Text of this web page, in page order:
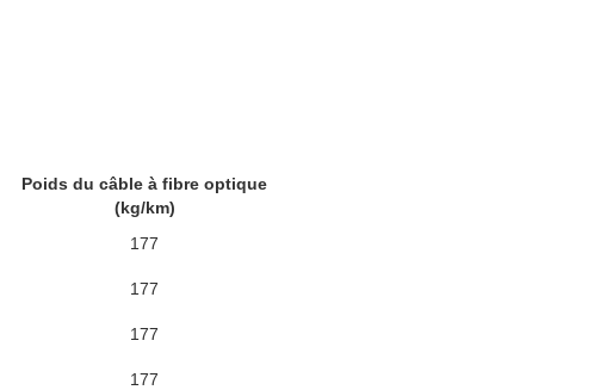
Poids du câble à fibre optique
(kg/km)
177
177
177
177